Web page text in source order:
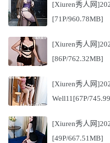
[Xiuren秀人网
[71P/960.78MB]
[Xiuren秀人网
[86P/762.32MB]
[Xiuren秀人网
Well11[67P/
[Xiuren秀人网
[49P/667.51MB]